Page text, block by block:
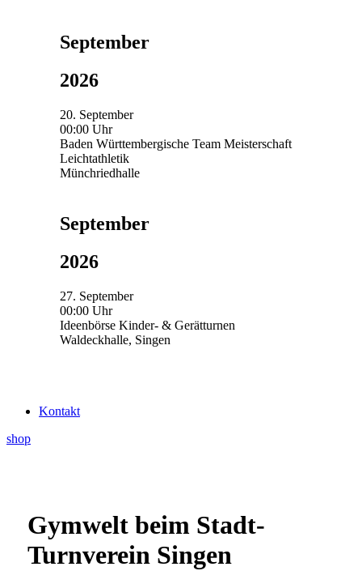
September
2026
20. September
00:00 Uhr
Baden Württembergische Team Meisterschaft
Leichtathletik
Münchriedhalle
September
2026
27. September
00:00 Uhr
Ideenbörse Kinder- & Gerätturnen
Waldeckhalle, Singen
Kontakt
shop
Gymwelt beim Stadt-
Turnverein Singen